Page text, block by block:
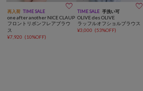
再入荷 TIME SALE 
one after another NICE CLAUP
フロントリボンフレアブラウ
ス
¥7,920 (10%OFF)
TIME SALE 手洗い可 
OLIVE des OLIVE
ラッフルオフショルブラウス
¥3,000 (53%OFF)